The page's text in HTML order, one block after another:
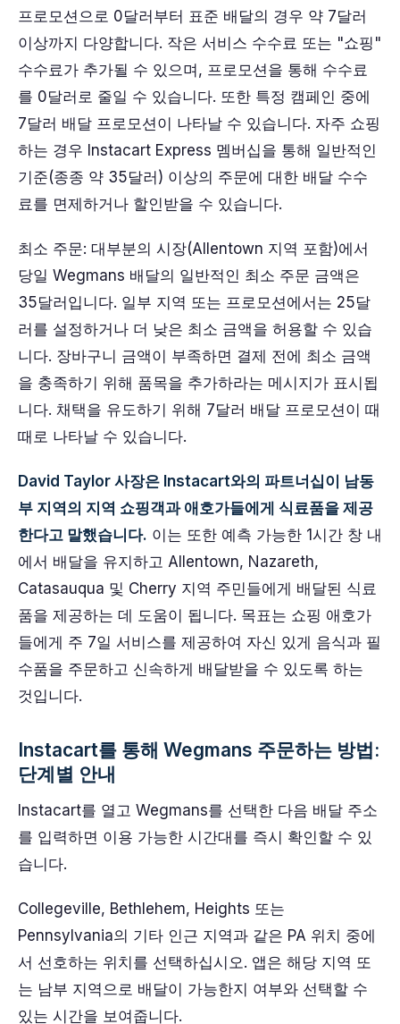
프로모션으로 0달러부터 표준 배달의 경우 약 7달러
이상까지 다양합니다. 작은 서비스 수수료 또는 "쇼핑"
수수료가 추가될 수 있으며, 프로모션을 통해 수수료
를 0달러로 줄일 수 있습니다. 또한 특정 캠페인 중에
7달러 배달 프로모션이 나타날 수 있습니다. 자주 쇼핑
하는 경우 Instacart Express 멤버십을 통해 일반적인
기준(종종 약 35달러) 이상의 주문에 대한 배달 수수
료를 면제하거나 할인받을 수 있습니다.
최소 주문: 대부분의 시장(Allentown 지역 포함)에서
당일 Wegmans 배달의 일반적인 최소 주문 금액은
35달러입니다. 일부 지역 또는 프로모션에서는 25달
러를 설정하거나 더 낮은 최소 금액을 허용할 수 있습
니다. 장바구니 금액이 부족하면 결제 전에 최소 금액
을 충족하기 위해 품목을 추가하라는 메시지가 표시됩
니다. 채택을 유도하기 위해 7달러 배달 프로모션이 때
때로 나타날 수 있습니다.
David Taylor 사장은 Instacart와의 파트너십이 남동
부 지역의 지역 쇼핑객과 애호가들에게 식료품을 제공
한다고 말했습니다. 이는 또한 예측 가능한 1시간 창 내
에서 배달을 유지하고 Allentown, Nazareth,
Catasauqua 및 Cherry 지역 주민들에게 배달된 식료
품을 제공하는 데 도움이 됩니다. 목표는 쇼핑 애호가
들에게 주 7일 서비스를 제공하여 자신 있게 음식과 필
수품을 주문하고 신속하게 배달받을 수 있도록 하는
것입니다.
Instacart를 통해 Wegmans 주문하는 방법:
단계별 안내
Instacart를 열고 Wegmans를 선택한 다음 배달 주소
를 입력하면 이용 가능한 시간대를 즉시 확인할 수 있
습니다.
Collegeville, Bethlehem, Heights 또는
Pennsylvania의 기타 인근 지역과 같은 PA 위치 중에
서 선호하는 위치를 선택하십시오. 앱은 해당 지역 또
는 남부 지역으로 배달이 가능한지 여부와 선택할 수
있는 시간을 보여줍니다.